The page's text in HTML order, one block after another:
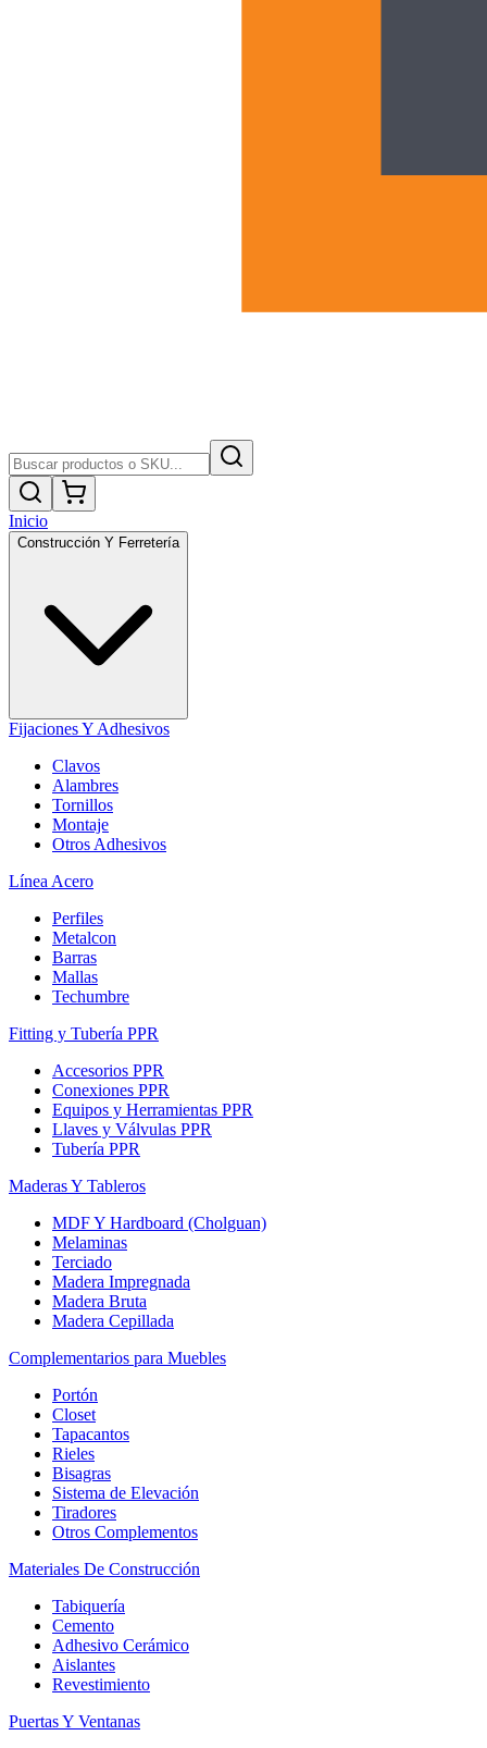
Inicio
Construcción Y Ferretería
Fijaciones Y Adhesivos
Clavos
Alambres
Tornillos
Montaje
Otros Adhesivos
Línea Acero
Perfiles
Metalcon
Barras
Mallas
Techumbre
Fitting y Tubería PPR
Accesorios PPR
Conexiones PPR
Equipos y Herramientas PPR
Llaves y Válvulas PPR
Tubería PPR
Maderas Y Tableros
MDF Y Hardboard (Cholguan)
Melaminas
Terciado
Madera Impregnada
Madera Bruta
Madera Cepillada
Complementarios para Muebles
Portón
Closet
Tapacantos
Rieles
Bisagras
Sistema de Elevación
Tiradores
Otros Complementos
Materiales De Construcción
Tabiquería
Cemento
Adhesivo Cerámico
Aislantes
Revestimiento
Puertas Y Ventanas